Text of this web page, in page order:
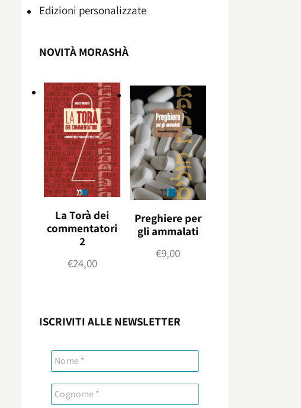
Edizioni personalizzate
NOVITÀ MORASHÀ
La Torà dei
commentatori
2
€24,00
Preghiere per
gli ammalati
€9,00
ISCRIVITI ALLE NEWSLETTER